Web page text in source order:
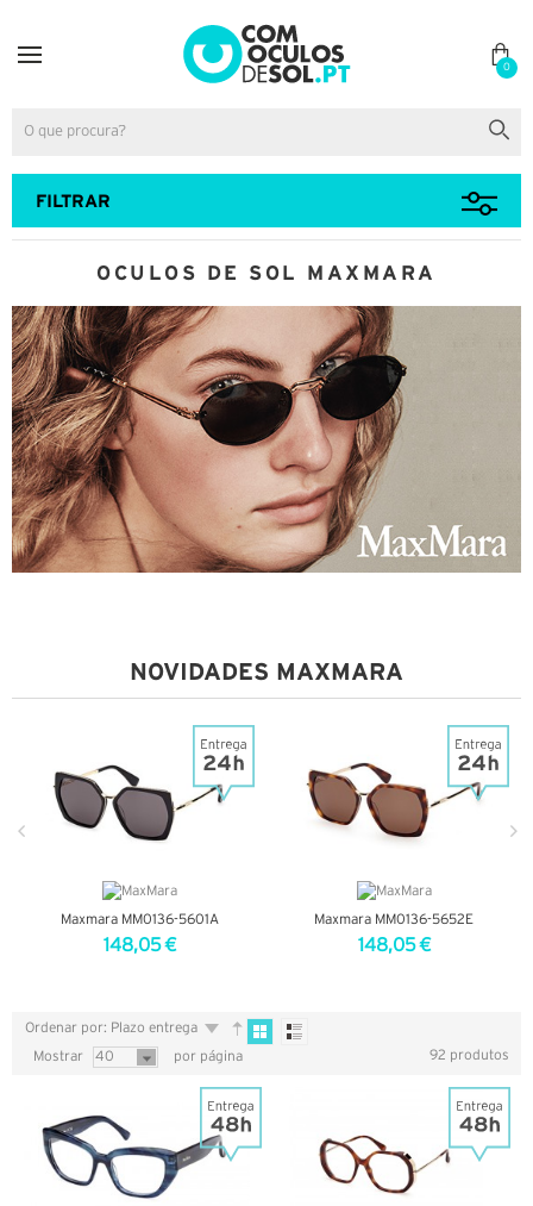
0
FILTRAR
OCULOS DE SOL MAXMARA
NOVIDADES MAXMARA
Maxmara MM0136-5601A
148,05 €
Maxmara MM0136-5652E
148,05 €
Ordenar por: Plazo entrega
Mostrar 40 por página 92 produtos